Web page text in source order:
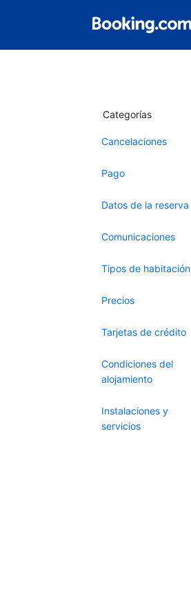
Categorías
Cancelaciones
Pago
Datos de la reserva
Comunicaciones
Tipos de habitación
Precios
Tarjetas de crédito
Condiciones del
alojamiento
Instalaciones y
servicios